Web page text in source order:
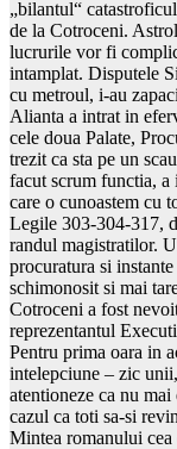
„bilantul“
de la Cotroceni.
lucrurile vor fi
intamplat. Disputele
cu metroul, i-au
Alianta a intrat in
cele doua Palate,
trezit ca sta pe un
facut scrum functia, a
care o cunoastem cu
Legile 303-304-317,
randul magistratilor.
procuratura si
schimonosit si mai
Cotroceni a fost
reprezentantul
Pentru prima oara in
intelepciune – zic
atentioneze ca nu
cazul ca toti sa-si
Mintea romanului cea